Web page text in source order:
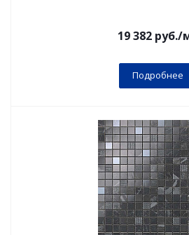
19 382руб./
Подробнее